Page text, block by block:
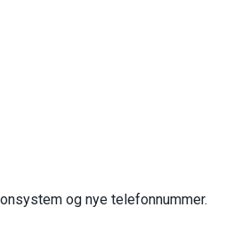
og nye telefonnummer.